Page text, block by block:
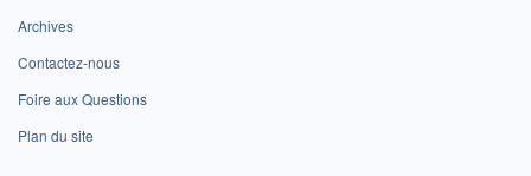
Archives
Contactez-nous
Foire aux Questions
Plan du site